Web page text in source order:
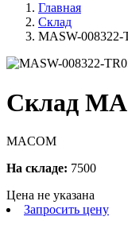
Главная
Склад
MASW-008322-
Склад
MACOM
На складе: 7500
Цена не указана
Запросить цену